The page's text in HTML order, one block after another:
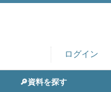
ログイン
🔎資料を探す